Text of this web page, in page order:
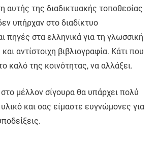
αυτής της διαδικτυακής τοποθεσίας
υπήρχαν στο διαδίκτυο
πηγές στα ελληνικά για τη γλωσσική
αντίστοιχη βιβλιογραφία. Κάτι που
καλό της κοινότητας, να αλλάξει.
στο μέλλον σίγουρα θα υπάρχει πολύ
και σας είμαστε ευγνώμονες για